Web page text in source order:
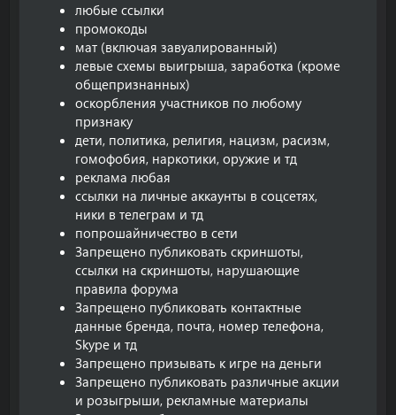
любые ссылки
промокоды
мат (включая завуалированный)
левые схемы выигрыша, заработка (кроме
общепризнанных)
оскорбления участников по любому
признаку
дети, политика, религия, нацизм, расизм,
гомофобия, наркотики, оружие и тд
реклама любая
ссылки на личные аккаунты в соцсетях,
ники в телеграм и тд
попрошайничество в сети
Запрещено публиковать скриншоты,
ссылки на скриншоты, нарушающие
правила форума
Запрещено публиковать контактные
данные бренда, почта, номер телефона,
Skype и тд
Запрещено призывать к игре на деньги
Запрещено публиковать различные акции
и розыгрыши, рекламные материалы